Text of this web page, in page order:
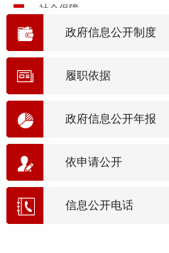
社会保障
粮食贸易
产业管理
债务及金融管理
会计管理
监督检查
政府信息公开制度
履职依据
政府信息公开年报
依申请公开
信息公开电话